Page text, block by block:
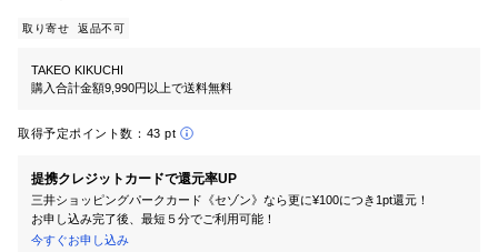
取り寄せ 返品不可
TAKEO KIKUCHI
購入合計金額9,990円以上で送料無料
取得予定ポイント数： 43 pt
提携クレジットカードで還元率UP
三井ショッピングパークカード《セゾン》なら更に¥100につき1pt還元！
お申し込み完了後、最短５分でご利用可能！
今すぐお申し込み